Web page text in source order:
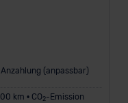
(anpassbar)
km • CO 2-Emission